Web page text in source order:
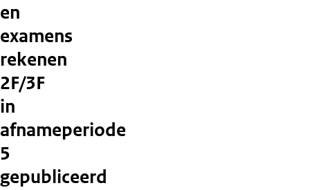
en
examens
rekenen
2F/3F
in
afnameperiode
5
gepubliceerd